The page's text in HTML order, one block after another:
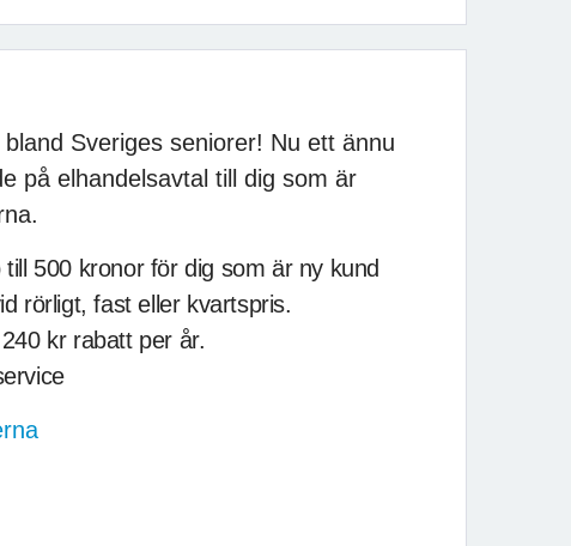
Sveriges seniorer! Nu ett ännu
på elhandelsavtal till dig som är
500 kronor för dig som är ny kund
rörligt, fast eller kvartspris.
kr rabatt per år.